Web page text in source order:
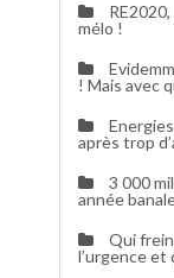
mélo !
! Mais avec
après trop
3 000
année
Qui
l’urgence et